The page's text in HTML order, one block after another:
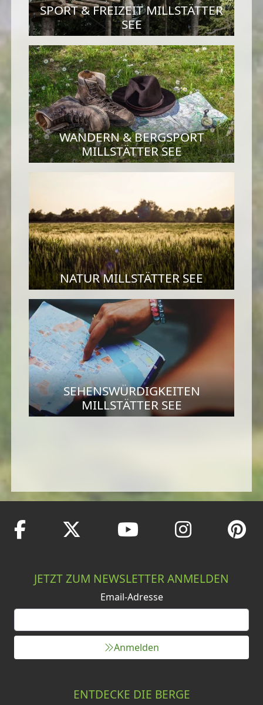
SPORT & FREIZEIT MILLSTÄTTER
SEE
WANDERN & BERGSPORT
MILLSTÄTTER SEE
NATUR MILLSTÄTTER SEE
SEHENSWÜRDIGKEITEN
MILLSTÄTTER SEE
JETZT ZUM NEWSLETTER ANMELDEN
Email-Adresse
Anmelden
ENTDECKE DIE BERGE